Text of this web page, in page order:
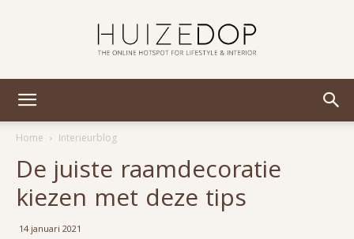
Home
Interieurblog
De juiste raamdecoratie
kiezen met deze tips
14 januari 2021